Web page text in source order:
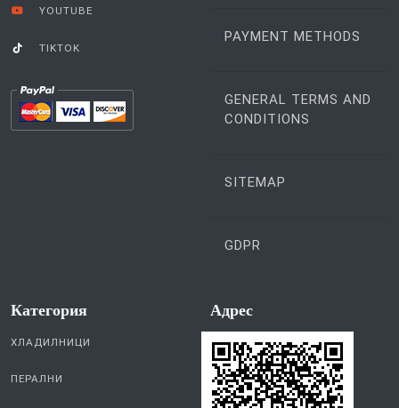
YOUTUBE
TIKTOK
PAYMENT METHODS
GENERAL TERMS AND
CONDITIONS
SITEMAP
GDPR
Категория
ХЛАДИЛНИЦИ
ПЕРАЛНИ
Aдрес